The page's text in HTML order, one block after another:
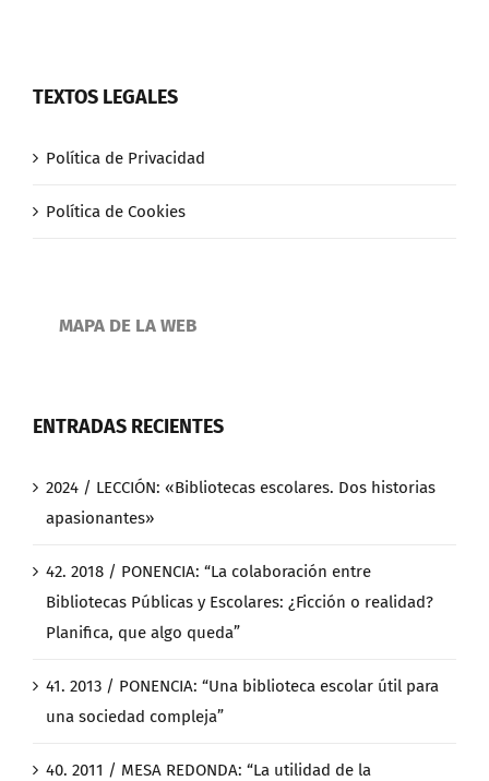
TEXTOS LEGALES
Política de Privacidad
Política de Cookies
MAPA DE LA WEB
ENTRADAS RECIENTES
2024 / LECCIÓN: «Bibliotecas escolares. Dos historias
apasionantes»
42. 2018 / PONENCIA: “La colaboración entre
Bibliotecas Públicas y Escolares: ¿Ficción o realidad?
Planifica, que algo queda”
41. 2013 / PONENCIA: “Una biblioteca escolar útil para
una sociedad compleja”
40. 2011 / MESA REDONDA: “La utilidad de la